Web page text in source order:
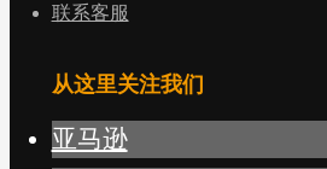
联系客服
从这里关注我们
亚马逊